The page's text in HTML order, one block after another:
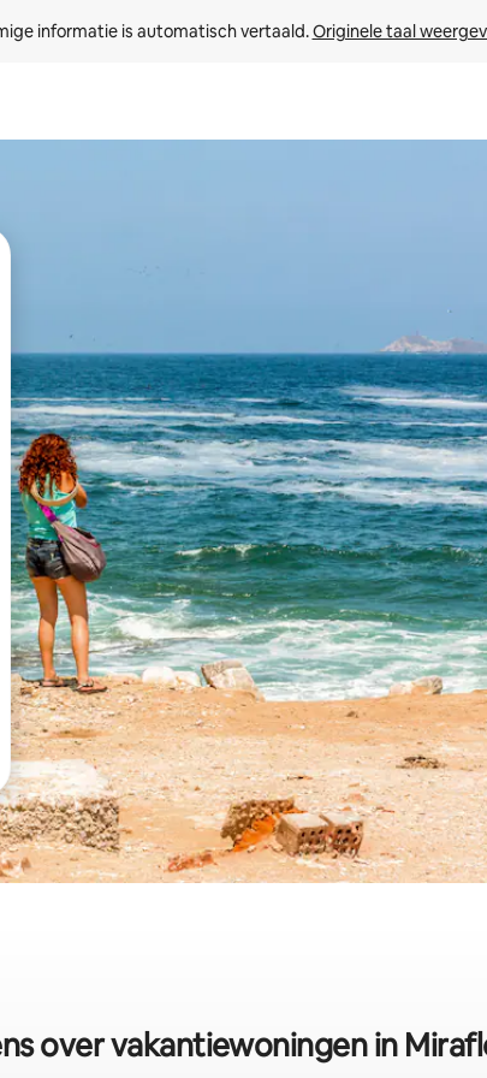
informatie is automatisch vertaald. Originele taal
met je de pijltjestoetsen omhoog en omlaag, óf door te
over vakantiewoningen in